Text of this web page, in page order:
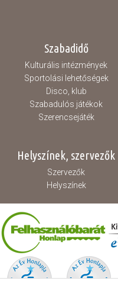
Szabadidő
Kulturális intézmények
Sportolási lehetőségek
Disco, klub
Szabadulós játékok
Szerencsejáték
Helyszínek, szervezők
Szervezők
Helyszínek